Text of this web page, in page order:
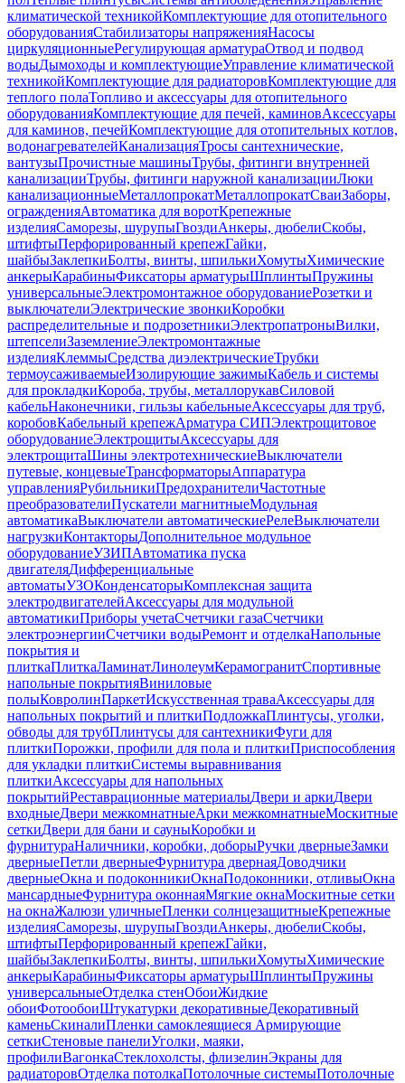
климатической техникойКомплектующие для отопительного
оборудованияСтабилизаторы напряженияНасосы
циркуляционныеРегулирующая арматураОтвод и подвод
водыДымоходы и комплектующиеУправление климатической
техникойКомплектующие для радиаторовКомплектующие для
теплого полаТопливо и аксессуары для отопительного
оборудованияКомплектующие для печей, каминовАксессуары
для каминов, печейКомплектующие для отопительных котлов,
водонагревателейКанализацияТросы сантехнические,
вантузыПрочистные машиныТрубы, фитинги внутренней
канализацииТрубы, фитинги наружной канализацииЛюки
канализационныеМеталлопрокатМеталлопрокатСваиЗаборы,
огражденияАвтоматика для воротКрепежные
изделияСаморезы, шурупыГвоздиАнкеры, дюбелиСкобы,
штифтыПерфорированный крепежГайки,
шайбыЗаклепкиБолты, винты, шпилькиХомутыХимические
анкерыКарабиныФиксаторы арматурыШплинтыПружины
универсальныеЭлектромонтажное оборудованиеРозетки и
выключателиЭлектрические звонкиКоробки
распределительные и подрозетникиЭлектропатроныВилки,
штепселиЗаземлениеЭлектромонтажные
изделияКлеммыСредства диэлектрическиеТрубки
термоусаживаемыеИзолирующие зажимыКабель и системы
для прокладкиКороба, трубы, металлорукавСиловой
кабельНаконечники, гильзы кабельныеАксессуары для труб,
коробовКабельный крепежАрматура СИПЭлектрощитовое
оборудованиеЭлектрощитыАксессуары для
электрощитаШины электротехническиеВыключатели
путевые, концевыеТрансформаторыАппаратура
управленияРубильникиПредохранителиЧастотные
преобразователиПускатели магнитныеМодульная
автоматикаВыключатели автоматическиеРелеВыключатели
нагрузкиКонтакторыДополнительное модульное
оборудованиеУЗИПАвтоматика пуска
двигателяДифференциальные
автоматыУЗОКонденсаторыКомплексная защита
электродвигателейАксессуары для модульной
автоматикиПриборы учетаСчетчики газаСчетчики
электроэнергииСчетчики водыРемонт и отделкаНапольные
покрытия и
плиткаПлиткаЛаминатЛинолеумКерамогранитСпортивные
напольные покрытияВиниловые
полыКовролинПаркетИскусственная траваАксессуары для
напольных покрытий и плиткиПодложкаПлинтусы, уголки,
обводы для трубПлинтусы для сантехникиФуги для
плиткиПорожки, профили для пола и плиткиПриспособления
для укладки плиткиСистемы выравнивания
плиткиАксессуары для напольных
покрытийРеставрационные материалыДвери и аркиДвери
входныеДвери межкомнатныеАрки межкомнатныеМоскитные
сеткиДвери для бани и сауныКоробки и
фурнитураНаличники, коробки, доборыРучки дверныеЗамки
дверныеПетли дверныеФурнитура двернаяДоводчики
дверныеОкна и подоконникиОкнаПодоконники, отливыОкна
мансардныеФурнитура оконнаяМягкие окнаМоскитные сетки
на окнаЖалюзи уличныеПленки солнцезащитныеКрепежные
изделияСаморезы, шурупыГвоздиАнкеры, дюбелиСкобы,
штифтыПерфорированный крепежГайки,
шайбыЗаклепкиБолты, винты, шпилькиХомутыХимические
анкерыКарабиныФиксаторы арматурыШплинтыПружины
универсальныеОтделка стенОбоиЖидкие
обоиФотообоиШтукатурки декоративныеДекоративный
каменьСкиналиПленки самоклеящиеся Армирующие
сеткиСтеновые панелиУголки, маяки,
профилиВагонкаСтеклохолсты, флизелинЭкраны для
радиаторовОтделка потолкаПотолочные системыПотолочные